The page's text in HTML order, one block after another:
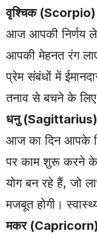
वृश्चिक
आज आपकी निर्णय
आपकी मेहनत रंग
प्रेम संबंधों में
तनाव से बचने के
धनु
आज का दिन आपके
पर काम शुरू करने
योग बन रहे हैं, जो
मजबूत होगी।
मकर